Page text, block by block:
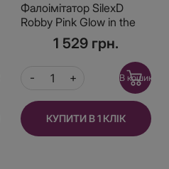
Фалоімітатор SilexD
Robby Pink Glow in the
dark, двошаровий,
силікон+Silexpan,
1 529 грн.
В кошик
КУПИТИ В 1 КЛІК